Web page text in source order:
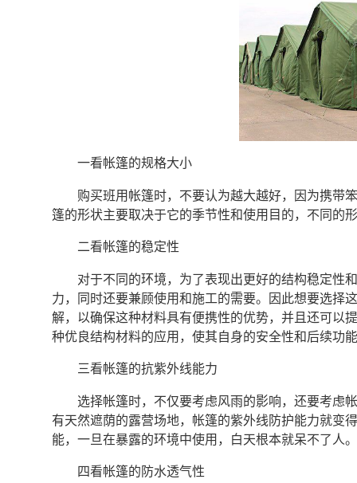
一看帐篷的规格大小
购买班用帐篷时，不要认为越大越好，因为携带
篷的形状主要取决于它的季节性和使用目的，不同的
二看帐篷的稳定性
对于不同的环境，为了表现出更好的结构稳定性
力，同时还要兼顾使用和施工的需要。因此想要选择
解，以确保这种材料具有便携性的优势，并且还可以
种优良结构材料的应用，使其自身的安全性和后续功
三看帐篷的抗紫外线能力
选择帐篷时，不仅要考虑风雨的影响，还要考虑
有天然遮荫的露营场地，帐篷的紫外线防护能力就变
能，一旦在暴露的环境中使用，白天根本就呆不了人。
四看帐篷的防水透气性